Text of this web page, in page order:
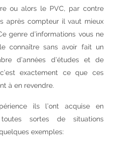
ou alors le PVC, par contre
après compteur il vaut mieux
genre d’informations vous ne
connaître sans avoir fait un
d’années d’études et de
c’est exactement ce que ces
à en revendre.
ils l’ont acquise en
toutes sortes de situations
exemples: